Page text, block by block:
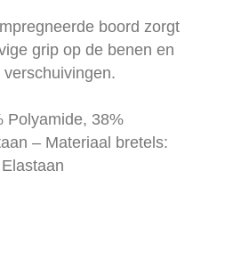
boord zorgt
grip op de benen en
Polyamide, 38%
– Materiaal bretels: